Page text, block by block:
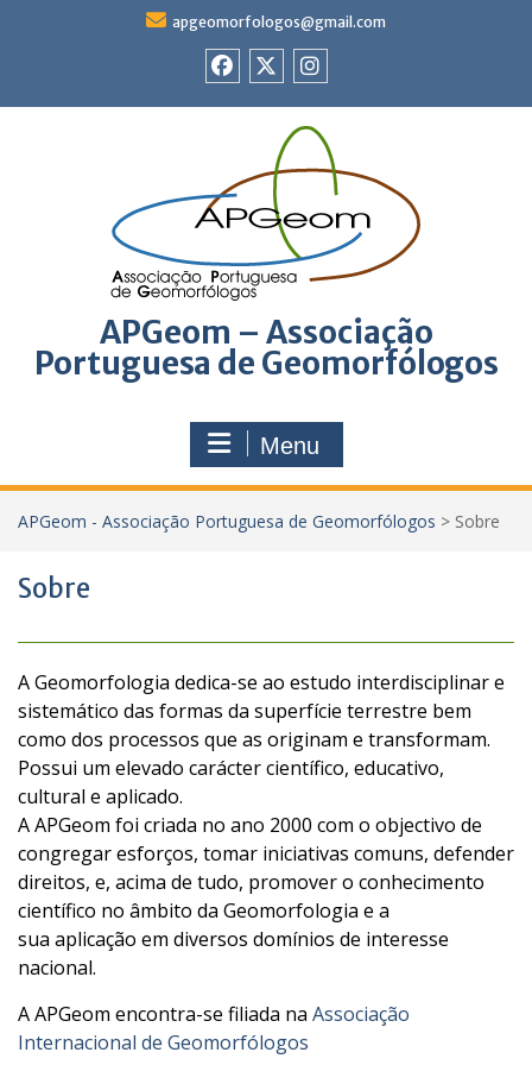
apgeomorfologos@gmail.com
Facebook
APGeom – Associação
Portuguesa de Geomorfólogos
Menu
APGeom - Associação Portuguesa de Geomorfólogos > Sobre
Sobre
A Geomorfologia dedica-se ao estudo interdisciplinar e
sistemático das formas da superfície terrestre bem
como dos processos que as originam e transformam.
Possui um elevado carácter científico, educativo,
cultural e aplicado.
A APGeom foi criada no ano 2000 com o objectivo de
congregar esforços, tomar iniciativas comuns, defender
direitos, e, acima de tudo, promover o conhecimento
científico no âmbito da Geomorfologia e a
sua aplicação em diversos domínios de interesse
nacional.
A APGeom encontra-se filiada na Associação
Internacional de Geomorfólogos